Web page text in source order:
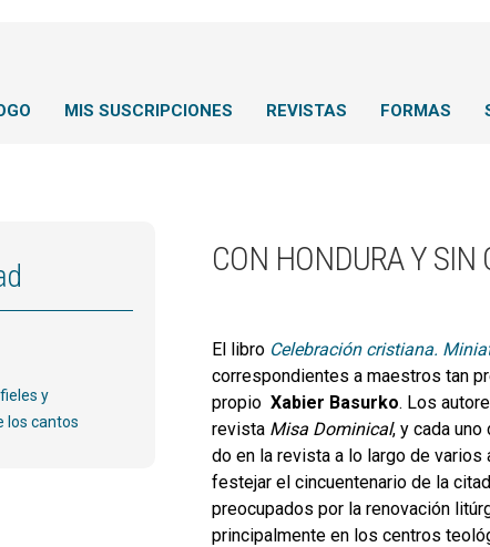
MIS SUSCRIPCIONES REVISTAS FORMAS
CON HONDURA Y SIN
El libro Celebración cristiana.
correspondientes a maestros tan
propio Xabier Basurko. Los
revista Misa Dominical, y cada
do en la revista a lo largo de varios
festejar el cincuentenario de la
preocupados por la renovación
principalmente en los centros
y
los cantos